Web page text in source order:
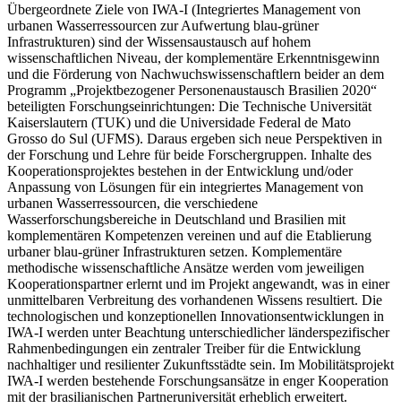
Übergeordnete Ziele von IWA-I (Integriertes Management von
urbanen Wasserressourcen zur Aufwertung blau-grüner
Infrastrukturen) sind der Wissensaustausch auf hohem
wissenschaftlichen Niveau, der komplementäre Erkenntnisgewinn
und die Förderung von Nachwuchswissenschaftlern beider an dem
Programm „Projektbezogener Personenaustausch Brasilien 2020“
beteiligten Forschungseinrichtungen: Die Technische Universität
Kaiserslautern (TUK) und die Universidade Federal de Mato
Grosso do Sul (UFMS). Daraus ergeben sich neue Perspektiven in
der Forschung und Lehre für beide Forschergruppen. Inhalte des
Kooperationsprojektes bestehen in der Entwicklung und/oder
Anpassung von Lösungen für ein integriertes Management von
urbanen Wasserressourcen, die verschiedene
Wasserforschungsbereiche in Deutschland und Brasilien mit
komplementären Kompetenzen vereinen und auf die Etablierung
urbaner blau-grüner Infrastrukturen setzen. Komplementäre
methodische wissenschaftliche Ansätze werden vom jeweiligen
Kooperationspartner erlernt und im Projekt angewandt, was in einer
unmittelbaren Verbreitung des vorhandenen Wissens resultiert. Die
technologischen und konzeptionellen Innovationsentwicklungen in
IWA-I werden unter Beachtung unterschiedlicher länderspezifischer
Rahmenbedingungen ein zentraler Treiber für die Entwicklung
nachhaltiger und resilienter Zukunftsstädte sein. Im Mobilitätsprojekt
IWA-I werden bestehende Forschungsansätze in enger Kooperation
mit der brasilianischen Partneruniversität erheblich erweitert.